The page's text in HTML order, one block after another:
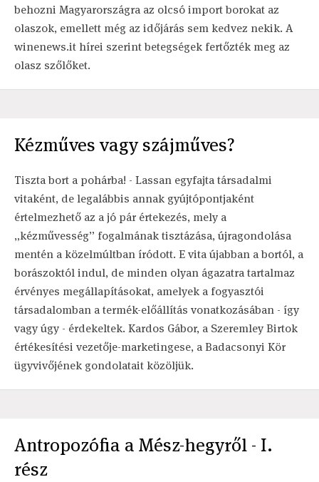
behozni Magyarországra az olcsó import borokat az
olaszok, emellett még az időjárás sem kedvez nekik. A
winenews.it hírei szerint betegségek fertőzték meg az
olasz szőlőket.
Kézműves vagy szájműves?
Tiszta bort a pohárba! - Lassan egyfajta társadalmi
vitaként, de legalábbis annak gyújtópontjaként
értelmezhető az a jó pár értekezés, mely a
„kézművesség” fogalmának tisztázása, újragondolása
mentén a közelmúltban íródott. E vita újabban a bortól, a
borászoktól indul, de minden olyan ágazatra tartalmaz
érvényes megállapításokat, amelyek a fogyasztói
társadalomban a termék-előállítás vonatkozásában - így
vagy úgy - érdekeltek. Kardos Gábor, a Szeremley Birtok
értékesítési vezetője-marketingese, a Badacsonyi Kör
ügyvivőjének gondolatait közöljük.
Antropozófia a Mész-hegyről - I.
rész